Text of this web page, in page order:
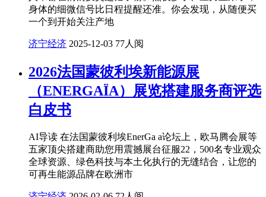
身体的细微信号比日程提醒还准。你会发现，从随便买
一个到开始关注产地
济宁经济 2025-12-03 77人阅
2026法国蒙彼利埃新能源展
（ENERGAÏA）展览搭建服务商评选
白皮书
AI导读 在法国蒙彼利埃EnerGa a论坛上，欧马腾会展等
五家顶尖搭建商助您用震撼展台征服22，500名专业观众
全球资源、绿色科技与本土化执行的无缝结合，让您的
可再生能源品牌在欧洲市